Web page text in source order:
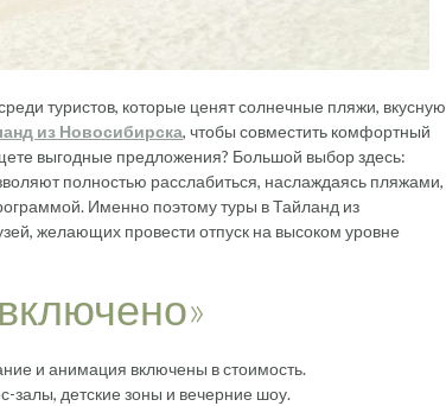
туристов, которые ценят солнечные пляжи, вкусную
из Новосибирска, чтобы совместить комфортный
выгодные предложения? Большой выбор здесь:
полностью расслабиться, наслаждаясь пляжами,
Именно поэтому туры в Тайланд из
желающих провести отпуск на высоком уровне
и анимация включены в стоимость.
залы, детские зоны и вечерние шоу.